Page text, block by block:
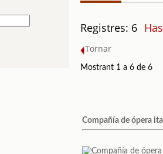
Registres: 6
Tornar
Mostrant 1 a 6 de 6
Compañía de ópera